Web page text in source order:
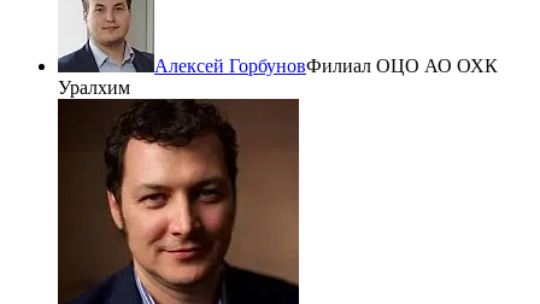
Алексей ГорбуновФилиал ОЦО АО ОХК
Уралхим